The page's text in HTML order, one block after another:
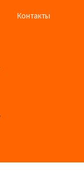
Контакты